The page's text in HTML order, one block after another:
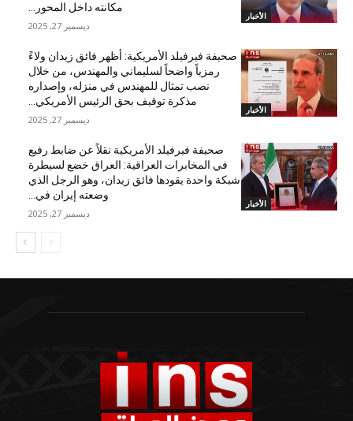
الأخبار
مكانته داخل المحور...
ديسمبر 27, 2025
الأخبار
صحيفة فيرفيلد الأمريكية: أظهر فائق زيدان ولاءً
رمزياً واضحاً لسليماني والمهندس، من خلال
نصب تمثال للمهندس في منزله، وإصداره
مذكرة توقيف بحق الرئيس الأمريكي...
ديسمبر 27, 2025
الأخبار
صحيفة فيرفيلد الأمريكية نقلاً عن ضابط رفيع
في المخابرات العراقية: العراق خضع لسيطرة
شبكة واحدة يقودها فائق زيدان، وهو الرجل الذي
وضعته إيران في...
ديسمبر 27, 2025